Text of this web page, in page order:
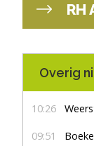
RH
Overig
10:26
09:51